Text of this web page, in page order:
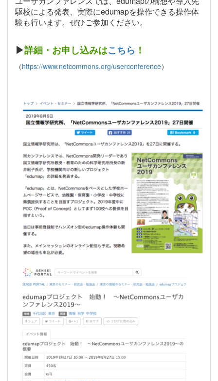
駆校による発表、実際にedumapを操作できる操作体
験も行います。 ぜひご参加ください。
▶︎詳細・お申し込みはこちら ！
（https://www.netcommons.org/userconference）